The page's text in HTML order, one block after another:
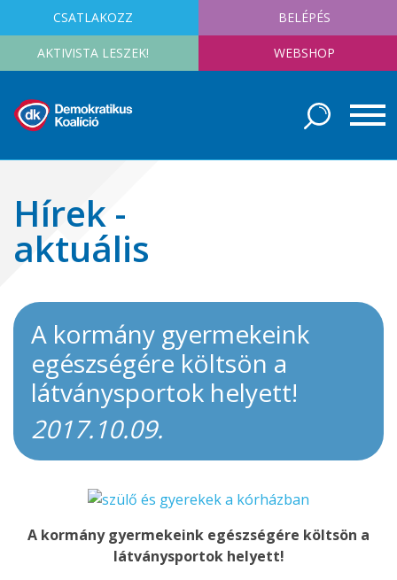
CSATLAKOZZ BELÉPÉS
AKTIVISTA LESZEK! WEBSHOP
Hírek -
aktuális
A kormány gyermekeink
egészségére költsön a
látványsportok helyett!
2017.10.09.
A kormány gyermekeink egészségére költsön a
látványsportok helyett!